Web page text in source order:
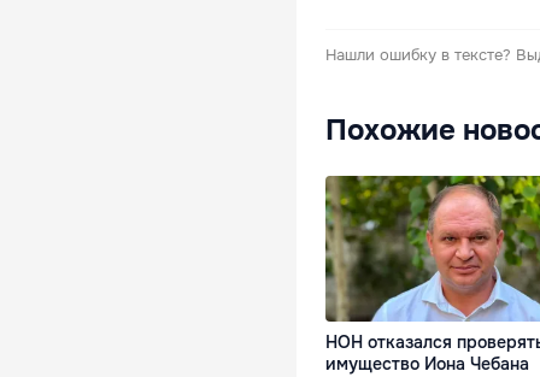
Нашли ошибку в тексте?
Похожие
НОН отказался
имущество Иона Чебана